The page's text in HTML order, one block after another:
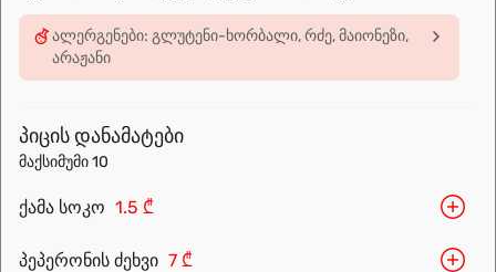
Sushi24.ge since 2018. Rolls, pizza, and wok are waiting to be
prepared for you. Choose the nearest location and explore the
ალერგენები: გლუტენი-ხორბალი, რძე, მაიონეზი,
არაჟანი
პიცის დანამატები
მაქსიმუმი 10
ქამა სოკო 1.5 ₾
პეპერონის ძეხვი 7 ₾